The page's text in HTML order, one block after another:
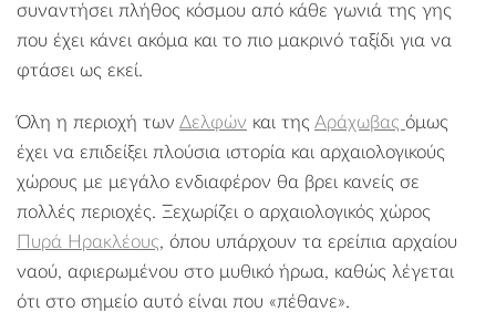
συναντήσει πλήθος κόσμου από κάθε γωνιά της γης
που έχει κάνει ακόμα και το πιο μακρινό ταξίδι για να
φτάσει ως εκεί.
Όλη η περιοχή των Δελφών και της Αράχωβας όμως
έχει να επιδείξει πλούσια ιστορία και αρχαιολογικούς
χώρους με μεγάλο ενδιαφέρον θα βρει κανείς σε
πολλές περιοχές. Ξεχωρίζει ο αρχαιολογικός χώρος
Πυρά Ηρακλέους, όπου υπάρχουν τα ερείπια αρχαίου
ναού, αφιερωμένου στο μυθικό ήρωα, καθώς λέγεται
ότι στο σημείο αυτό είναι που «πέθανε».